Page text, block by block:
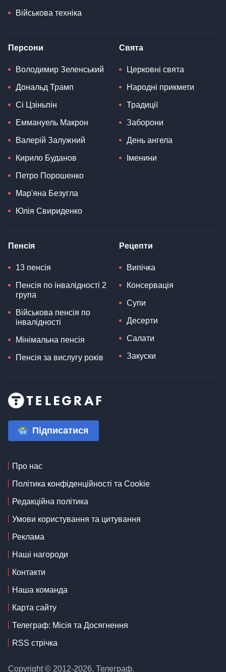
Військова техніка
Персони
Володимир Зеленський
Дональд Трамп
Сі Цзіньпін
Еммануель Макрон
Валерій Залужний
Кирило Буданов
Петро Порошенко
Мар'яна Безугла
Юлія Свириденко
Свята
Церковні свята
Народні прикмети
Традиції
Заборони
День ангела
Іменини
Пенсія
13 пенсія
Пенсія по інвалідності 2
група
Військова пенсія по
інвалідності
Мінімальна пенсія
Пенсія за вислугу років
Рецепти
Випічка
Консервація
Супи
Десерти
Салати
Закуски
Підписатися
Про нас
Політика конфіденційності та Cookie
Редакційна політика
Умови користування та цитування
Реклама
Наші нагороди
Контакти
Наша команда
Карта сайту
Телеграф: Місія та Досягнення
RSS стрічка
Copyright © 2012-2026, Телеграф.